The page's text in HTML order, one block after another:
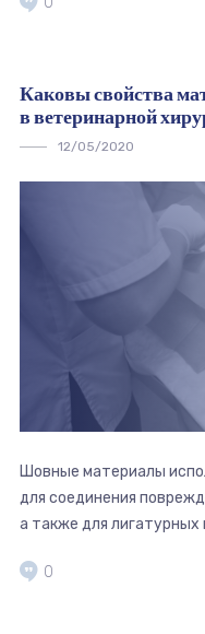
Каковы свойства
в ветеринарной
12/05/2020
Шовные материалы
для соединения
а также для лигатурных
0